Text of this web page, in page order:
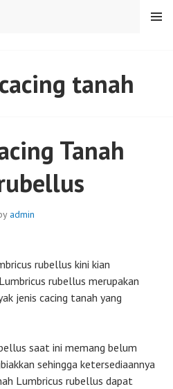
MENU
tanah
Tanah
admin
rubellus kini kian
rubellus merupakan
jenis cacing tanah yang
saat ini memang belum
sehingga ketersediaannya
Lumbricus rubellus dapat